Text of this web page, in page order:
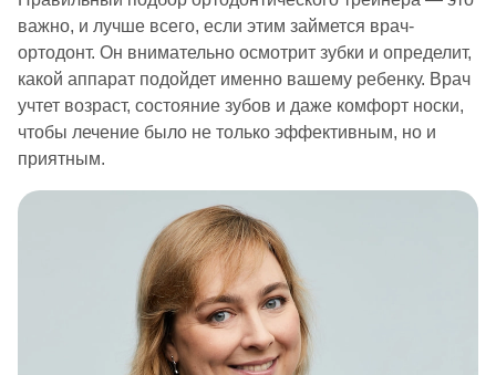
важно, и лучше всего, если этим займется врач-
ортодонт. Он внимательно осмотрит зубки и определит,
какой аппарат подойдет именно вашему ребенку. Врач
учтет возраст, состояние зубов и даже комфорт носки,
чтобы лечение было не только эффективным, но и
приятным.